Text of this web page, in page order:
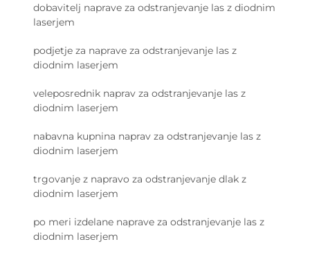
dobavitelj naprave za odstranjevanje las z diodnim
laserjem
podjetje za naprave za odstranjevanje las z
diodnim laserjem
veleposrednik naprav za odstranjevanje las z
diodnim laserjem
nabavna kupnina naprav za odstranjevanje las z
diodnim laserjem
trgovanje z napravo za odstranjevanje dlak z
diodnim laserjem
po meri izdelane naprave za odstranjevanje las z
diodnim laserjem